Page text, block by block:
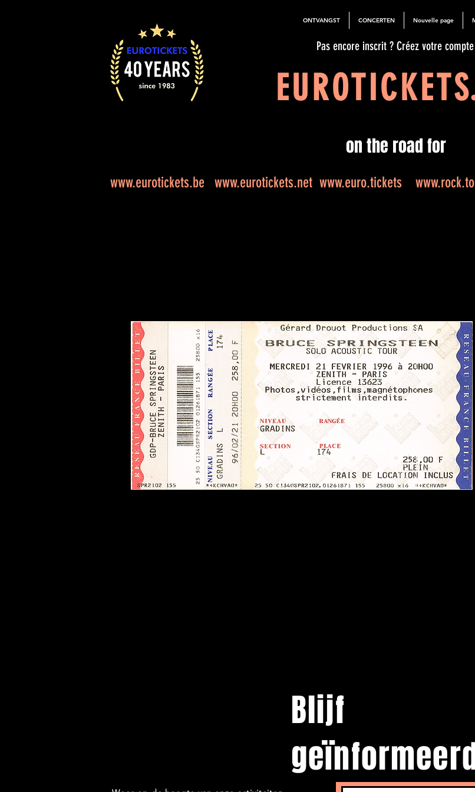
ONTVANGST CONCERTEN Nouvelle page
Pas encore inscrit ? Créez votre compte
on the road for
www.eurotickets.be www.eurotickets.net www.euro.tickets
Blijf